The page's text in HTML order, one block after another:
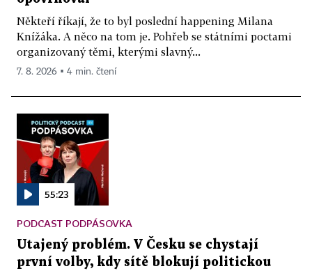
Někteří říkají, že to byl poslední happening Milana
Knížáka. A něco na tom je. Pohřeb se státními poctami
organizovaný těmi, kterými slavný...
7. 8. 2026 ▪ 4 min. čtení
55:23
PODCAST PODPÁSOVKA
Utajený problém. V Česku se chystají
první volby, kdy sítě blokují politickou